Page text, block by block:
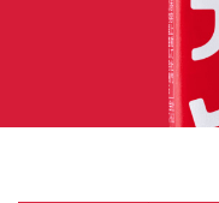
Q ：どのタイミン